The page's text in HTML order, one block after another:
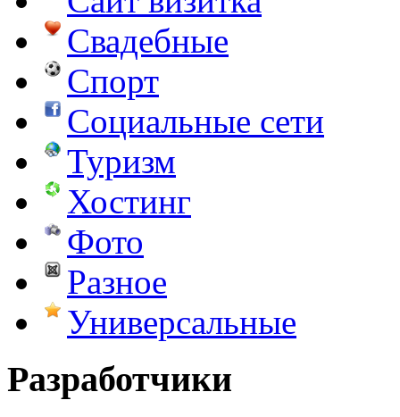
Свадебные
Спорт
Социальные сети
Туризм
Хостинг
Фото
Разное
Универсальные
Разработчики